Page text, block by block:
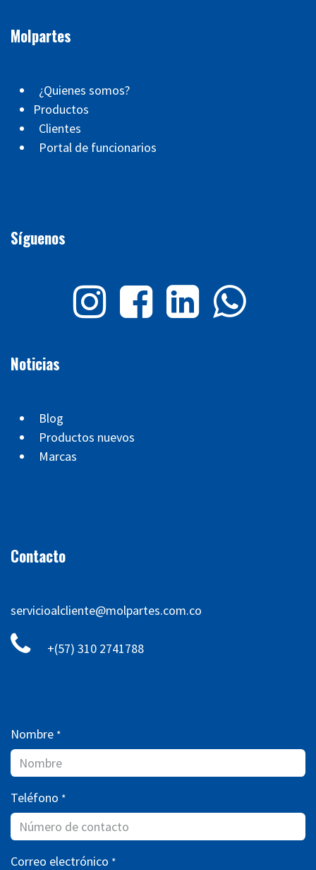
Molpartes
¿Quienes somos?
Productos
Clientes
Portal de funcionarios
Síguenos
Noticias
Blog
Productos nuevos
Marcas
Contacto
servicioalcliente@molpartes.com.co
+(57) 310 2741788
Nombre *
Teléfono *
Correo electrónico *